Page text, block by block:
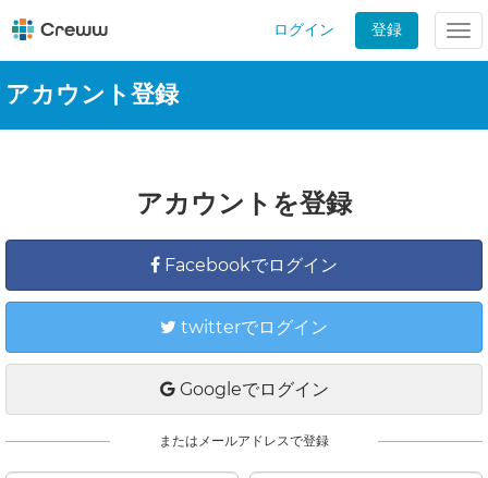
ログイン 登録
アカウント登録
アカウントを登録
Facebookでログイン
twitterでログイン
Googleでログイン
またはメールアドレスで登録